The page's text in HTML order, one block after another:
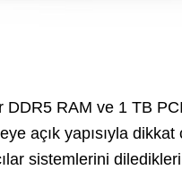
DDR5 RAM ve 1 TB
açık yapısıyla
sistemlerini